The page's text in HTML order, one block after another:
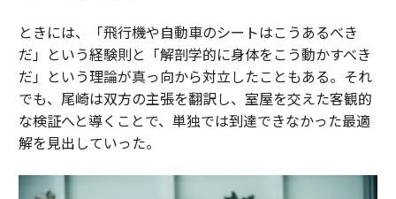
ときには、「飛行機や自動車のシートはこうあるべき
だ」という経験則と「解剖学的に身体をこう動かすべき
だ」という理論が真っ向から対立したこともある。それ
でも、尾崎は双方の主張を翻訳し、室屋を交えた客観的
な検証へと導くことで、単独では到達できなかった最適
解を見出していった。